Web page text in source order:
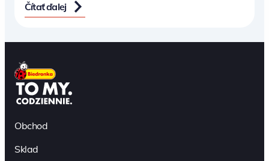
Čítať ďalej
Obchod
Sklad